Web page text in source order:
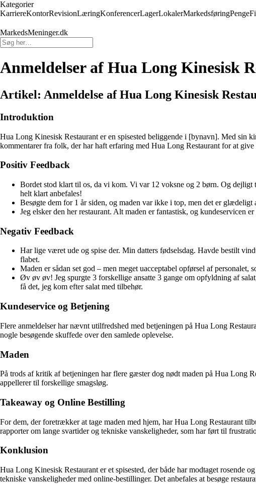
Kategorier
KarriereKontorRevisionLæringKonferencerLagerLokalerMarkedsføringPenge
MarkedsMeninger.dk
Anmeldelser af Hua Long Kinesisk
Artikel: Anmeldelse af Hua Long Kinesisk
Introduktion
Hua Long Kinesisk Restaurant er en spisested beliggende i [bynavn]. Med sin
kommentarer fra folk, der har haft erfaring med Hua Long Restaurant for at
Positiv Feedback
Bordet stod klart til os, da vi kom. Vi var 12 voksne og 2 børn. Og
helt klart anbefales!
Besøgte dem for 1 år siden, og maden var ikke i top, men det er
Jeg elsker den her restaurant. Alt maden er fantastisk, og kundeservicen
Negativ Feedback
Har lige været ude og spise der. Min datters fødselsdag. Havde bestilt
flabet.
Maden er sådan set god – men meget uacceptabel opførsel af
Øv øv øv! Jeg spurgte 3 forskellige ansatte 3 gange om opfyldning af
få det, jeg kom efter salat med tilbehør.
Kundeservice og Betjening
Flere anmeldelser har nævnt utilfredshed med betjeningen på Hua Long
nogle besøgende skuffede over den samlede oplevelse.
Maden
På trods af kritik af betjeningen har flere gæster dog nødt maden på Hua Long
appellerer til forskellige smagsløg.
Takeaway og Online Bestilling
For dem, der foretrækker at tage maden med hjem, har Hua Long Restaurant
rapporter om lange svartider og tekniske vanskeligheder, som har ført til
Konklusion
Hua Long Kinesisk Restaurant er et spisested, der både har modtaget
tekniske vanskeligheder med online-bestillinger. Det anbefales at besøge